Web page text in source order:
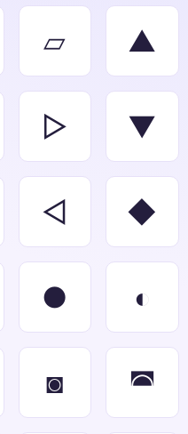
▱ ▲
▻ ▼
◅ ◆
● ◐
◙ ◚